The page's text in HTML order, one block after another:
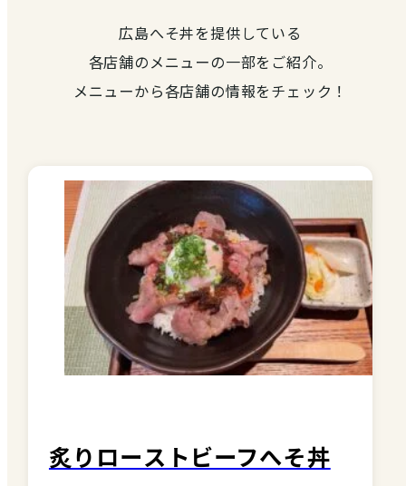
広島へそ丼を提供している
各店舗のメニューの一部をご紹介。
メニューから各店舗の情報をチェック！
炙りローストビーフへそ丼
お役立ち情報
INFORMATION
お知らせ
酒蔵営業時間
交通アクセス
観光ガイド案内
観光マップダウンロード